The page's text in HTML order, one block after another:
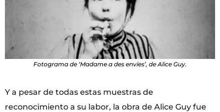
Fotograma de ‘Madame a des envíes’, de Alice Guy.
Y a pesar de todas estas muestras de
reconocimiento a su labor, la obra de Alice Guy fue